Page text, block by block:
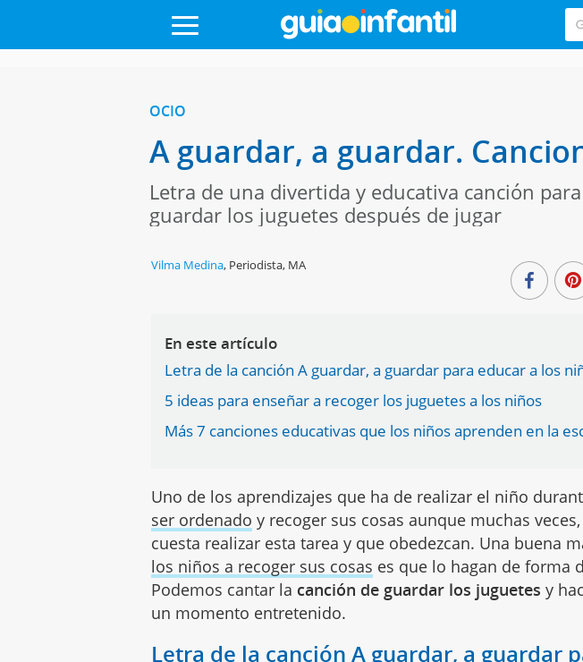
OCIO
A guardar, a guardar.
Letra de una divertida y educativa canción
guardar los juguetes después de jugar
Vilma Medina, Periodista, MA
En este artículo
Letra de la canción A guardar, a guardar para educar a los
5 ideas para enseñar a recoger los juguetes a los niños
Más 7 canciones educativas que los niños aprenden en la
Uno de los aprendizajes que ha de realizar el niño
ser ordenado y recoger sus cosas aunque muchas
cuesta realizar esta tarea y que obedezcan. Una buena
los niños a recoger sus cosas es que lo hagan de forma
Podemos cantar la canción de guardar los juguetes y
un momento entretenido.
Letra de la canción A guardar, a guardar